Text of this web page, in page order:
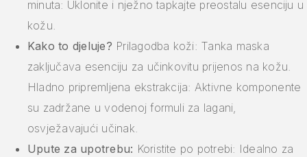
minuta: Uklonite i nježno tapkajte preostalu esenciju u
kožu.
Kako to djeluje? Prilagodba koži: Tanka maska
zaključava esenciju za učinkovitu prijenos na kožu.
Hladno pripremljena ekstrakcija: Aktivne komponente
su zadržane u vodenoj formuli za lagani,
osvježavajući učinak.
Upute za upotrebu: Koristite po potrebi: Idealno za